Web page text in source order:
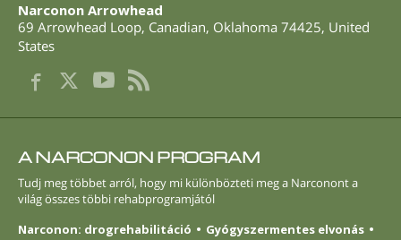
Narconon Arrowhead
69 Arrowhead Loop, Canadian, Oklahoma 74425, United
States
A NARCONON PROGRAM
Tudj meg többet arról, hogy mi különbözteti meg a Narconont a
világ összes többi rehabprogramjától
Narconon: drogrehabilitáció
Gyógyszermentes elvonás